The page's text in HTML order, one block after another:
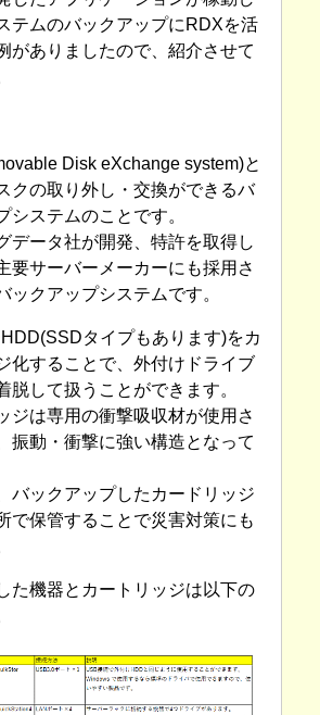
テムのバックアップにRDXを活
がありましたので、紹介させて
Disk eXchange system)と
クの取り外し・交換ができるバ
システムのことです。
データ社が開発、特許を取得し
要サーバーメーカーにも採用さ
ックアップシステムです。
タイプもあります)をカ
化することで、外付けドライブ
脱して扱うことができます。
ジは専用の衝撃吸収材が使用さ
振動・衝撃に強い構造となって
バックアップしたカードリッジ
で保管することで災害対策にも
た機器とカートリッジは以下の